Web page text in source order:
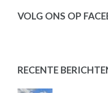
VOLG ONS OP
RECENTE